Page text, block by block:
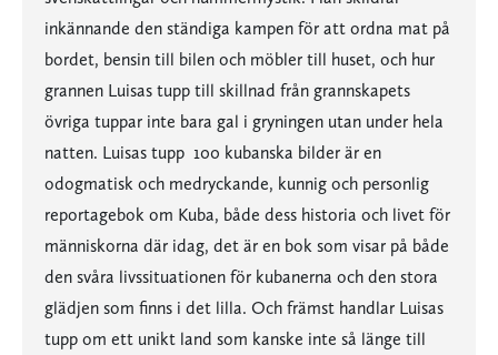
inkännande den ständiga kampen för att ordna mat på
bordet, bensin till bilen och möbler till huset, och hur
grannen Luisas tupp till skillnad från grannskapets
övriga tuppar inte bara gal i gryningen utan under hela
natten. Luisas tupp  100 kubanska bilder är en
odogmatisk och medryckande, kunnig och personlig
reportagebok om Kuba, både dess historia och livet för
människorna där idag, det är en bok som visar på både
den svåra livssituationen för kubanerna och den stora
glädjen som finns i det lilla. Och främst handlar Luisas
tupp om ett unikt land som kanske inte så länge till